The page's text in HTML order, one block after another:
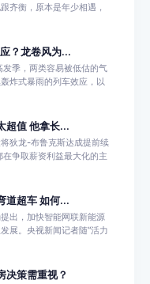
齐衡，原本是年少相遇，
？龙卷风为...
季，两类容易被低估的气
炸式暴雨的列车效应，以
超值 他拿长...
狄龙-布鲁克斯达成提前续
争取薪资利益最大化的主
道超车 如何...
出，加快智能网联新能源
展。央视新闻记者随“活力
决策需重视？